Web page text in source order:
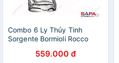
Combo 6 Ly Thủy Tinh
Sorgente Bormioli Rocco
559.000 đ